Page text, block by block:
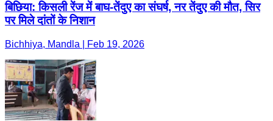
बिछिया: किसली रेंज में बाघ-तेंदुए का संघर्ष, नर तेंदुए की मौत, सिर
पर मिले दांतों के निशान
Bichhiya, Mandla | Feb 19, 2026